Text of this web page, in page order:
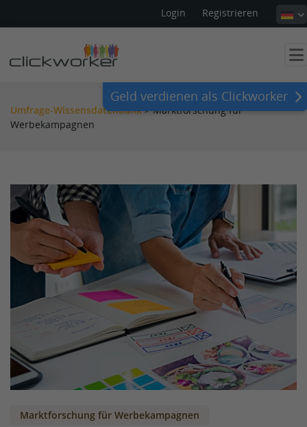
Login Registrieren
Geld verdienen als Clickworker
Umfrage-Wissensdatenbank >Marktforschung für
Werbekampagnen
Marktforschung für Werbekampagnen